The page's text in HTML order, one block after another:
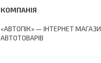
«АВТОПІК» — ІНТЕРНЕТ
АВТОТОВАРІВ